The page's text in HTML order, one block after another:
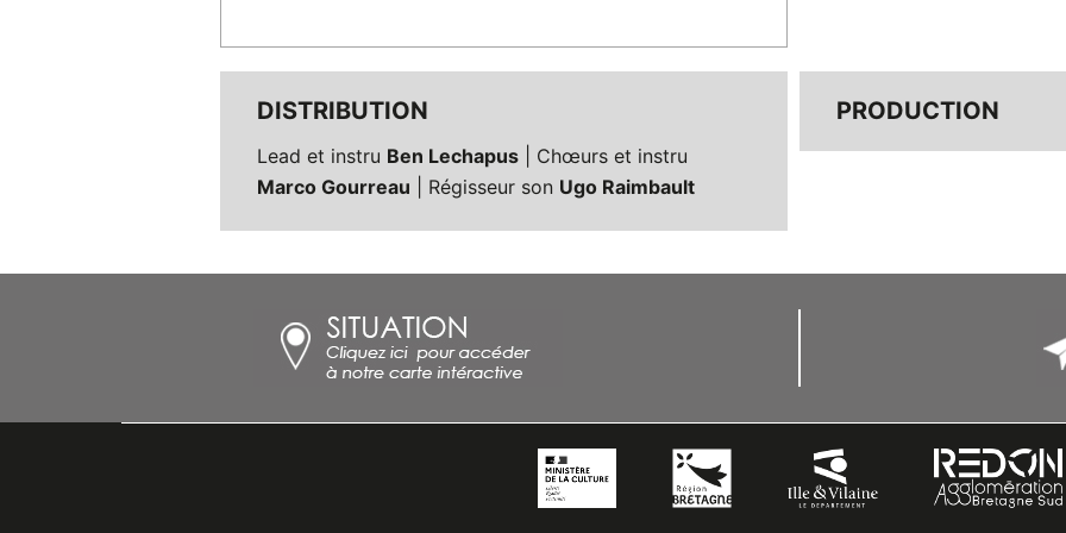
DISTRIBUTION
Lead et instru Ben Lechapus | Chœurs et instru
Marco Gourreau | Régisseur son Ugo Raimbault
PRODUCTION